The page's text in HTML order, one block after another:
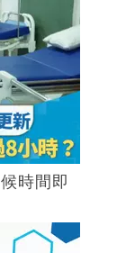
時間即